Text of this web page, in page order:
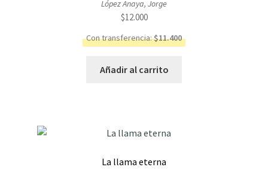
López Anaya, Jorge
$12.000
Con transferencia:$11.400
Añadir al carrito
La llama eterna